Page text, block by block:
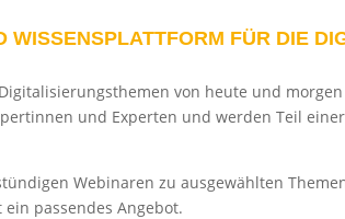
FÜR DIE
von heute und
und Experten und werden Teil
Webinaren zu ausgewählten
passendes Angebot.